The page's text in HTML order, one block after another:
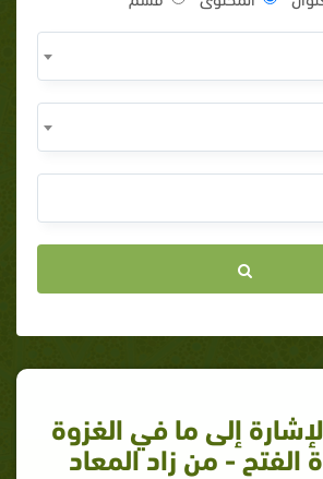
إلى ما في الغزوة